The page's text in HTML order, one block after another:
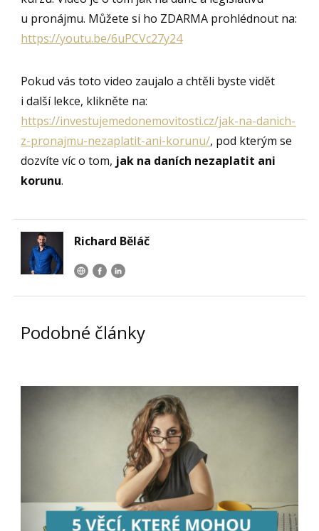
u pronájmu. Můžete si ho ZDARMA prohlédnout na:
https://youtu.be/6uPCVc27y24
Pokud vás toto video zaujalo a chtěli byste vidět
i další lekce, klikněte na:
https://investujemedonemovitosti.cz/jak-na-danich-
z-pronajmu-nezaplatit-ani-korunu/, pod kterým se
dozvíte víc o tom, jak na daních nezaplatit ani
korunu.
Richard Běláč
Podobné články